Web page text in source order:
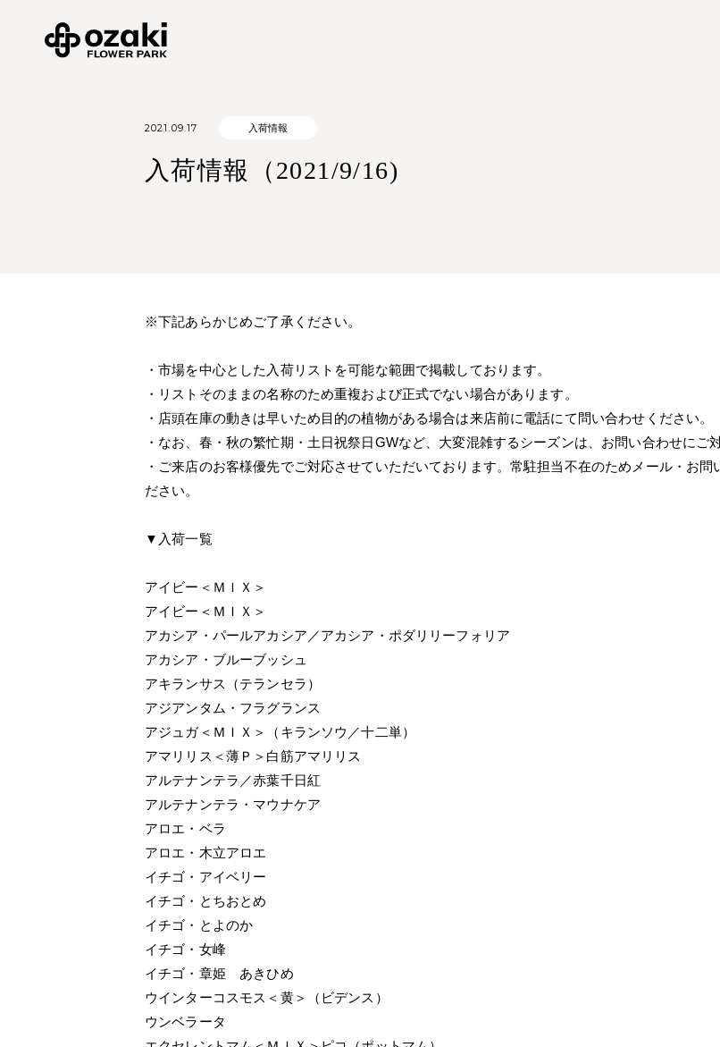
2021.09.17 入荷情報
入荷情報（2021/9/16)
※下記あらかじめご了承ください。
・市場を中心とした入荷リストを可能な範囲で掲載しております。
・リストそのままの名称のため重複および正式でない場合があります。
・店頭在庫の動きは早いため目的の植物がある場合は来店前に電話にて問い合わせください。
・なお、春・秋の繁忙期・土日祝祭日GWなど、大変混雑するシーズンは、お問い合わせにご
・ご来店のお客様優先でご対応させていただいております。常駐担当不在のためメール・お
ださい。
▼入荷一覧
アイビー＜ＭＩＸ＞
アイビー＜ＭＩＸ＞
アカシア・パールアカシア／アカシア・ポダリリーフォリア
アカシア・ブルーブッシュ
アキランサス（テランセラ）
アジアンタム・フラグランス
アジュガ＜ＭＩＸ＞（キランソウ／十二単）
アマリリス＜薄Ｐ＞白筋アマリリス
アルテナンテラ／赤葉千日紅
アルテナンテラ・マウナケア
アロエ・ベラ
アロエ・木立アロエ
イチゴ・アイベリー
イチゴ・とちおとめ
イチゴ・とよのか
イチゴ・女峰
イチゴ・章姫 あきひめ
ウインターコスモス＜黄＞（ビデンス）
ウンベラータ